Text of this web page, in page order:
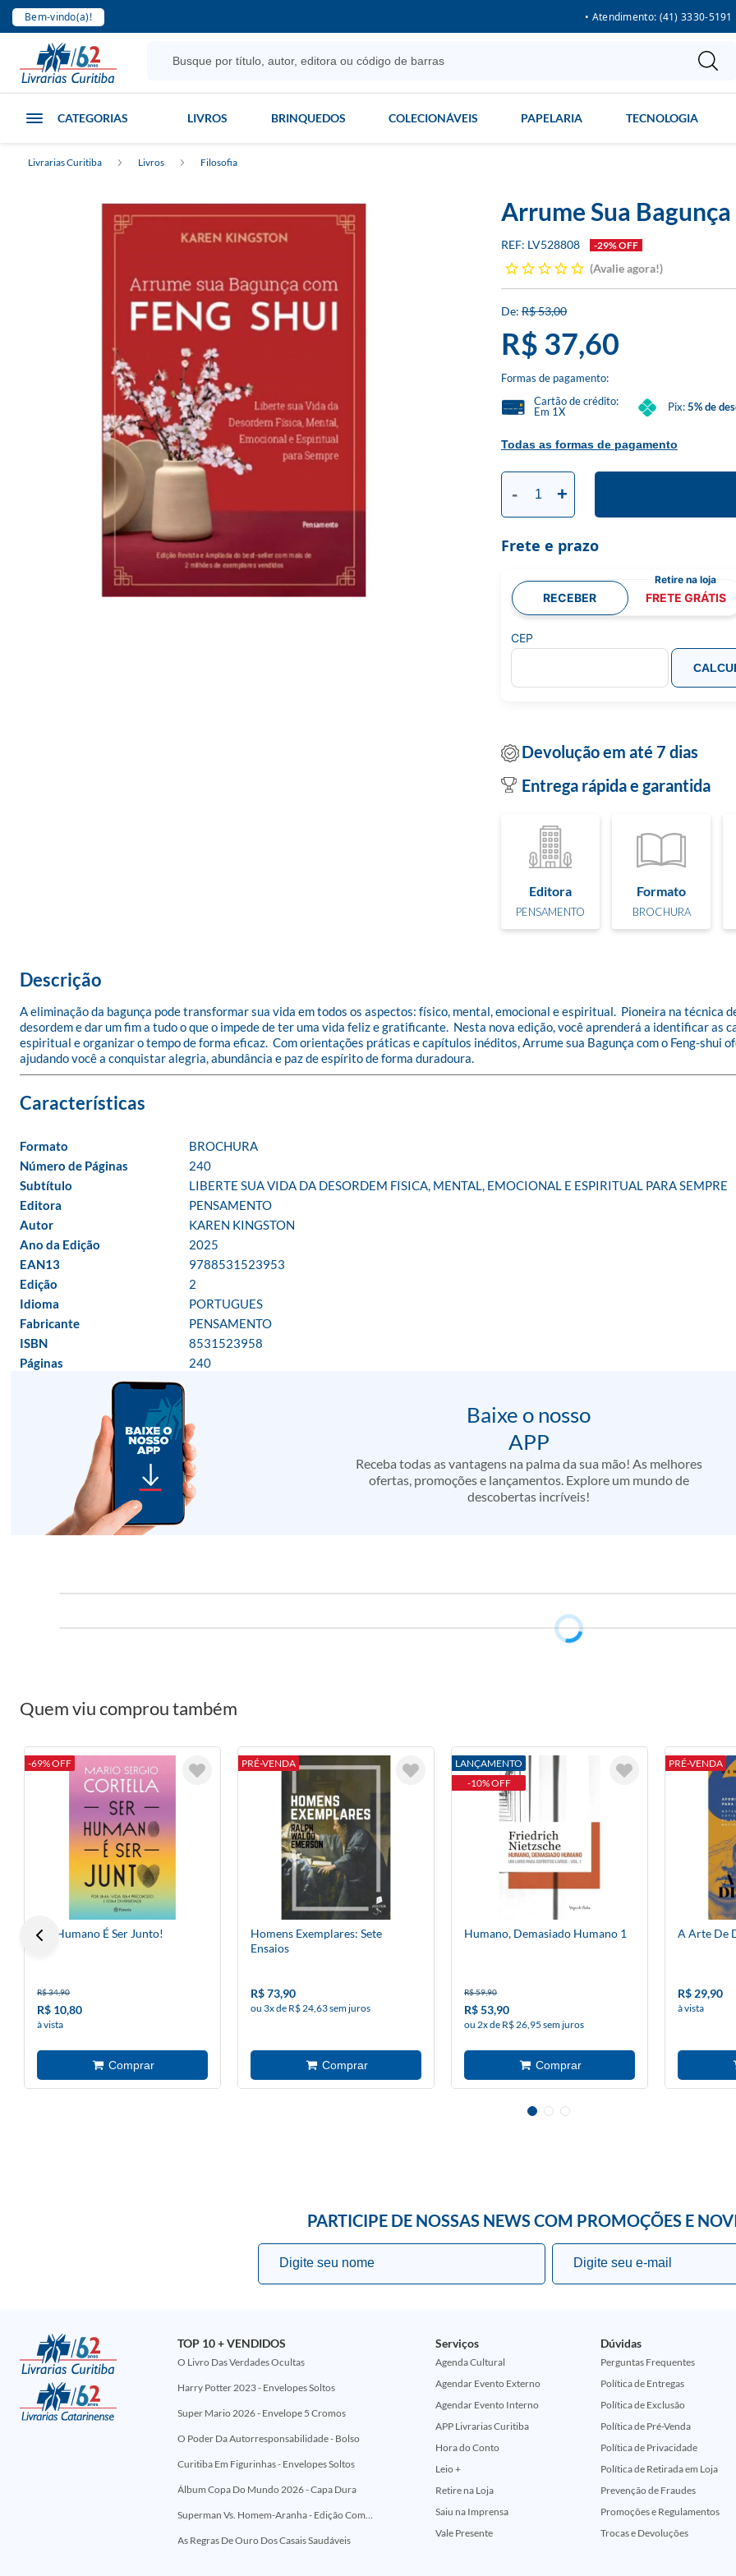
Bem-vindo(a)! • Atendimento: (41) 3330-5191
CATEGORIAS LIVROS BRINQUEDOS COLECIONÁVEIS PAPELARIA TECNOLOGIA
Livrarias Curitiba Livros Filosofia
Arrume Sua
LV528808 -29% OFF
Avalie agora!
R$ 53,00
R$ 37,60
Formas de pagamento:
Todas as formas de pagamento
Cartão de crédito:
Em 1X
Pix:5% de
- +
Frete e prazo
RECEBER FRETE GRÁTIS
CEP
Devolução em até 7 dias
Entrega rápida e garantida
Editora
PENSAMENTO
Formato
BROCHURA
Descrição
A eliminação da bagunça pode transformar sua vida em todos os aspectos: físico, mental, emocional e espiritual.  Pioneira na técnica
desordem e dar um fim a tudo o que o impede de ter uma vida feliz e gratificante.  Nesta nova edição, você aprenderá a identificar as
espiritual e organizar o tempo de forma eficaz.  Com orientações práticas e capítulos inéditos, Arrume sua Bagunça com o Feng-shui
ajudando você a conquistar alegria, abundância e paz de espírito de forma duradoura.
Formato
BROCHURA
Número de Páginas
240
Subtítulo
LIBERTE SUA VIDA DA DESORDEM FISICA, MENTAL, EMOCIONAL E ESPIRITUAL PARA SEMPRE
Editora
PENSAMENTO
Autor
KAREN KINGSTON
Ano da Edição
2025
EAN13
9788531523953
Edição
2
Idioma
PORTUGUES
Fabricante
PENSAMENTO
ISBN
8531523958
Páginas
240
Baixe o nosso
APP
Receba todas as vantagens na palma da sua mão! As melhores
ofertas, promoções e lançamentos. Explore um mundo de
descobertas incríveis!
Quem viu comprou também
-69% OFF
Ser Humano É Ser Junto!
R$ 34,90
R$ 10,80
à vista
PRÉ-VENDA
Homens Exemplares: Sete
Ensaios
R$ 73,90
ou 3x de R$ 24,63 sem juros
LANÇAMENTO
-10% OFF
Humano, Demasiado Humano 1
R$ 59,90
R$ 53,90
ou 2x de R$ 26,95 sem juros
PRÉ-VENDA
A Arte De
R$ 29,90
à vista
PARTICIPE DE NOSSAS NEWS COM PROMOÇÕES E
TOP 10 + VENDIDOS
O Livro Das Verdades Ocultas
Harry Potter 2023 - Envelopes Soltos
Super Mario 2026 - Envelope 5 Cromos
O Poder Da Autorresponsabilidade - Bolso
Curitiba Em Figurinhas - Envelopes Soltos
Álbum Copa Do Mundo 2026 - Capa Dura
Superman Vs. Homem-Aranha - Edição Comemorativa 50 Anos (Encontros Clássicos Dc E Marvel)
As Regras De Ouro Dos Casais Saudáveis
Serviços
Agenda Cultural
Agendar Evento Externo
Agendar Evento Interno
APP Livrarias Curitiba
Hora do Conto
Leio +
Retire na Loja
Saiu na Imprensa
Vale Presente
Dúvidas
Perguntas Frequentes
Política de Entregas
Política de Exclusão
Política de Pré-Venda
Política de Privacidade
Política de Retirada em Loja
Prevenção de Fraudes
Promoções e Regulamentos
Trocas e Devoluções